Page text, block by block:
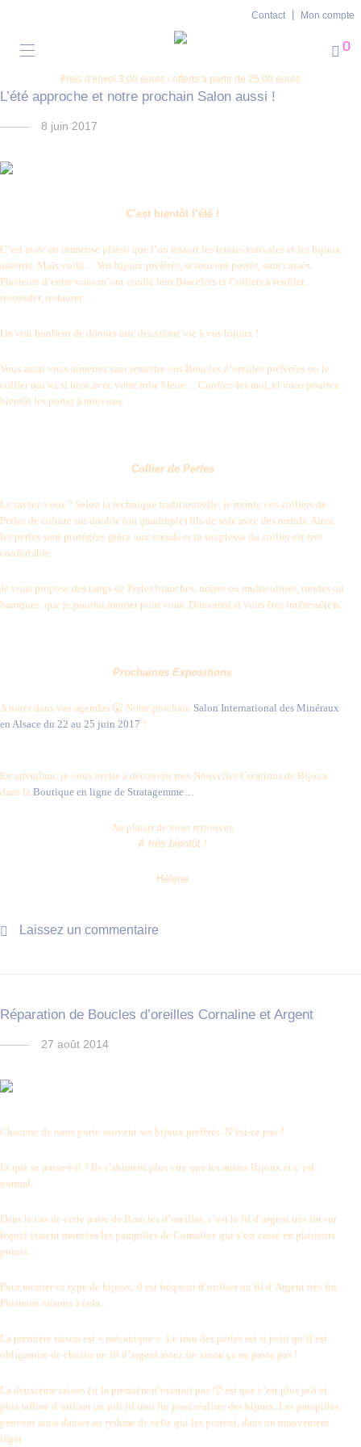
Contact Mon compte
0
Frais d'envoi 3,00 euros / offerts à partir de 25,00 euros
L’été approche et notre prochain Salon aussi !
8 juin 2017
C’est bientôt l’été !
C’est avec un immense plaisir que l’on ressort les tenues estivales et les bijoux
assortis. Mais voilà… Vos bijoux préférés, si souvent portés, sont cassés.
Plusieurs d’entre vous m’ont confié leur Bracelets et Colliers à renfiler,
ressouder, restaurer…
Un vrai bonheur de donner une deuxième vie à vos bijoux !
Vous aussi vous aimeriez tant remettre vos Boucles d’oreilles préférées ou le
collier qui va si bien avec votre robe bleue… Confiez-les moi, et vous pourrez
bientôt les porter à nouveau.
Collier de Perles
Le saviez-vous ? Selon la technique traditionnelle, je monte vos colliers de
Perles de culture sur double (ou quadruple) fils de soie avec des nœuds. Ainsi
les perles sont protégées grâce aux nœuds et la souplesse du collier est très
confortable.
Je vous propose des rangs de Perles blanches, noires ou multicolores, rondes ou
baroques, que je pourrai monter pour vous. Dites-moi si vous êtes intéressé(e)s.
Prochaines Expositions
A noter dans vos agendas 😮 Notre prochain Salon International des Minéraux
en Alsace du 22 au 25 juin 2017 !
En attendant, je vous invite à découvrir mes Nouvelles Créations de Bijoux
dans la Boutique en ligne de Stratagemme…
Au plaisir de vous retrouver,
A très bientôt !
Hélène
Laissez un commentaire
Réparation de Boucles d’oreilles Cornaline et Argent
27 août 2014
Chacune de nous porte souvent ses bijoux préférés. N’est-ce pas ?
Et que se passe-t-il ? Ils s’abiment plus vite que les autres Bijoux et c’est
normal.
Dans le cas de cette paire de Boucles d’oreilles, c’est le fil d’argent très fin sur
lequel étaient montées les pampilles de Cornaline qui s’est cassé en plusieurs
points.
Pour monter ce type de bijoux, il est fréquent d’utiliser un fil d’Argent très fin.
Plusieurs raisons à cela…
La première raison est « mécanique ». Le trou des perles est si petit qu’il est
obligatoire de choisir un fil d’argent assez fin sinon ça ne passe pas !
La deuxième raison (si la première n’existait pas 🙂 est que c’est plus joli et
plus raffiné d’utiliser un joli fil tout fin pour réaliser des bijoux. Les pampilles
peuvent ainsi danser au rythme de celle qui les portent, dans un mouvement
léger.